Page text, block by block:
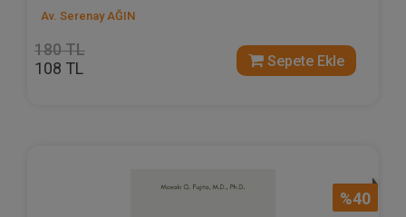
Av. Serenay AĞIN
180 TL
108 TL Sepete Ekle
%40